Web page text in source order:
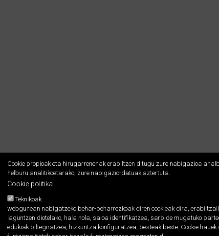
Cookie propioak eta hirugarrenenak erabiltzen ditugu zure nabigazioa
helburu analitikoetarako, zure nabigazio-datuak aztertuta.
Cookie politika
Teknikoak
webgunean nabigatzeko behar-beharrezkoak diren cookieak dira,
laguntzen diotelako, hala nola, saioa identifikatzea, sarbide mugatuko
edukiak biltegiratzea, hizkuntza konfiguratzea, besteak beste. Cookie